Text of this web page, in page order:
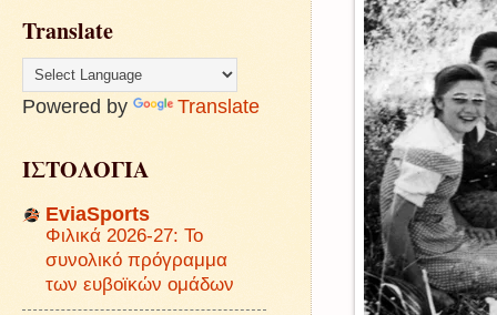
Translate
Powered by Translate
ΙΣΤΟΛΟΓΙΑ
EviaSports
Φιλικά 2026-27: Το
συνολικό πρόγραμμα
των ευβοϊκών ομάδων